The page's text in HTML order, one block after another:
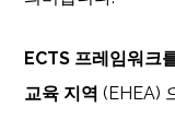
ECTS 프레임워크
교육 지역 (EHEA)